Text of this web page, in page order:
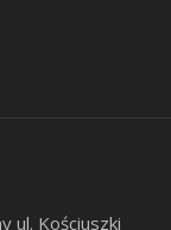
ul. Kościuszki